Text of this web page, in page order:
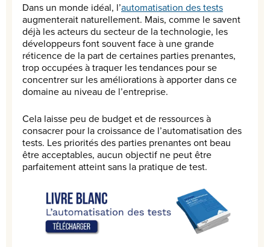
Dans un monde idéal, l’automatisation des tests
augmenterait naturellement. Mais, comme le savent
déjà les acteurs du secteur de la technologie, les
développeurs font souvent face à une grande
réticence de la part de certaines parties prenantes,
trop occupées à traquer les tendances pour se
concentrer sur les améliorations à apporter dans ce
domaine au niveau de l’entreprise.
Cela laisse peu de budget et de ressources à
consacrer pour la croissance de l’automatisation des
tests. Les priorités des parties prenantes ont beau
être acceptables, aucun objectif ne peut être
parfaitement atteint sans la pratique de test.